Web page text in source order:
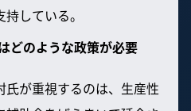
している。
どのような政策が必要
が重視するのは、生産性